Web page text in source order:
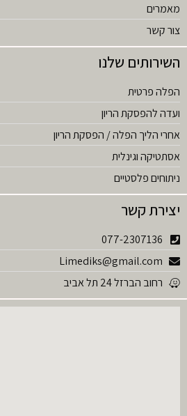
מאמרים
צור קשר
השירותים שלנו
הפלה פרטית
ועדה להפסקת הריון
אחרי הליך הפלה / הפסקת הריון
אסתטיקה וגינלית
ניתוחים פלסטיים
יצירת קשר
077-2307136
Limediks@gmail.com
רחוב הברזל 24 תל אביב